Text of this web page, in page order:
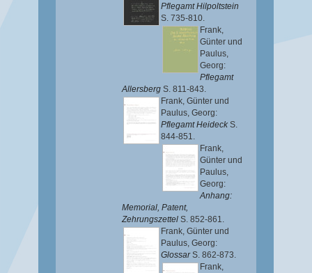
Pflegamt Hilpoltstein
S. 735-810.
Frank,
Günter und
Paulus,
Georg:
Pflegamt
Allersberg S. 811-843.
Frank, Günter und
Paulus, Georg:
Pflegamt Heideck S.
844-851.
Frank,
Günter und
Paulus,
Georg:
Anhang:
Memorial, Patent,
Zehrungszettel S. 852-861.
Frank, Günter und
Paulus, Georg:
GlossarS. 862-873.
Frank,